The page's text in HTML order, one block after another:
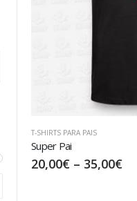
T-SHIRTS PARA PAIS
Super Pai
20,00€ – 35,00€